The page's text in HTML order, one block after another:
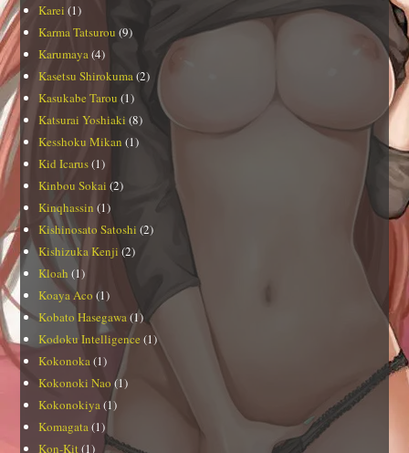
Karei (1)
Karma Tatsurou (9)
Karumaya (4)
Kasetsu Shirokuma (2)
Kasukabe Tarou (1)
Katsurai Yoshiaki (8)
Kesshoku Mikan (1)
Kid Icarus(1)
Kinbou Sokai (2)
Kinqhassin (1)
Kishinosato Satoshi (2)
Kishizuka Kenji (2)
Kloah (1)
Koaya Aco (1)
Kobato Hasegawa (1)
Kodoku Intelligence (1)
Kokonoka (1)
Kokonoki Nao (1)
Kokonokiya (1)
Komagata (1)
Kon-Kit (1)